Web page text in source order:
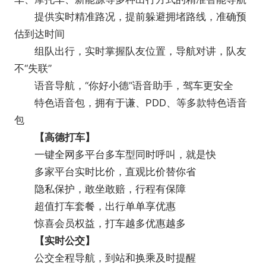
提供实时精准路况，提前躲避拥堵路线，准确预
估到达时间
组队出行，实时掌握队友位置，导航对讲，队友
不“失联”
语音导航，“你好小德”语音助手，驾车更安全
特色语音包，拥有于谦、PDD、等多款特色语音
包
【高德打车】
一键全网多平台多车型同时呼叫，就是快
多家平台实时比价，直观比价替你省
隐私保护，敢坐敢赔，行程有保障
超值打车套餐，出行单单享优惠
惊喜会员权益，打车越多优惠越多
【实时公交】
公交全程导航，到站和换乘及时提醒